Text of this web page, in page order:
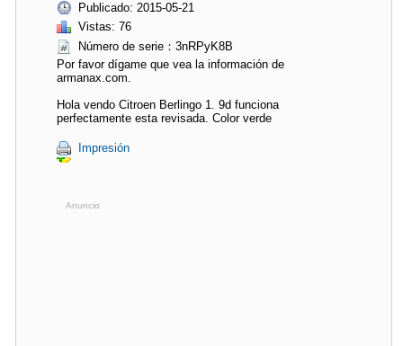
Publicado: 2015-05-21
Vistas: 76
Número de serie：3nRPyK8B
Por favor dígame que vea la información de
armanax.com.
Hola vendo Citroen Berlingo 1. 9d funciona
perfectamente esta revisada. Color verde
Impresión
Anuncio